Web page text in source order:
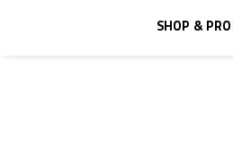
SHOP &